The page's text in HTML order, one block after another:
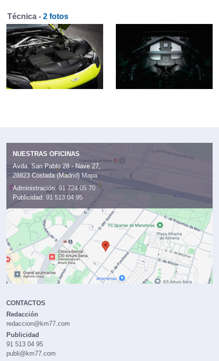
Técnica - 2 fotos
NUESTRAS OFICINAS
Avda. San Pablo 28 - Nave 27,
28823 Coslada (Madrid) Mapa
Administración: 91 724 05 70
Publicidad: 91 513 04 95
CONTACTOS
Redacción
redaccion@km77.com
Publicidad
91 513 04 95
publi@km77.com